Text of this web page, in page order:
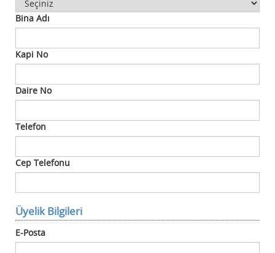
Bina Adı
Kapi No
Daire No
Telefon
Cep Telefonu
Üyelik Bilgileri
E-Posta